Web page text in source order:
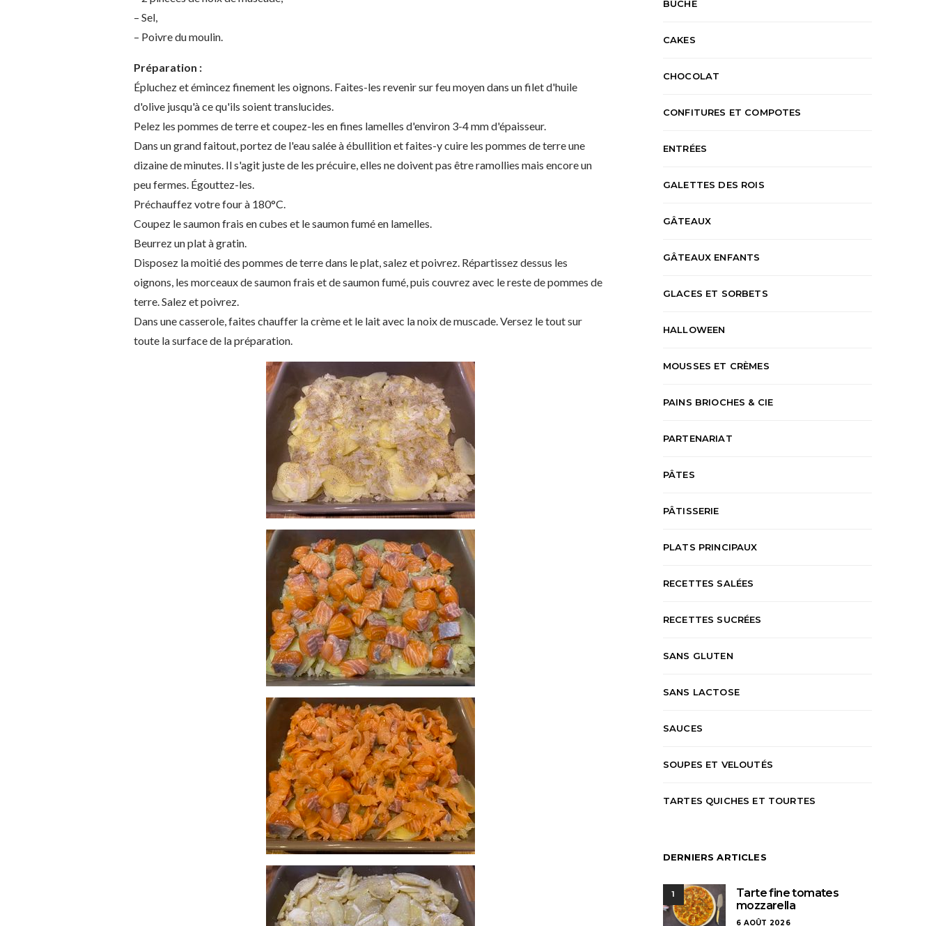
– Sel,
– Poivre du moulin.
Préparation :
Épluchez et émincez finement les oignons. Faites-les revenir sur feu moyen dans un filet d'huile
d'olive jusqu'à ce qu'ils soient translucides.
Pelez les pommes de terre et coupez-les en fines lamelles d'environ 3-4 mm d'épaisseur.
Dans un grand faitout, portez de l'eau salée à ébullition et faites-y cuire les pommes de terre une
dizaine de minutes. Il s'agit juste de les précuire, elles ne doivent pas être ramollies mais encore un
peu fermes. Égouttez-les.
Préchauffez votre four à 180°C.
Coupez le saumon frais en cubes et le saumon fumé en lamelles.
Beurrez un plat à gratin.
Disposez la moitié des pommes de terre dans le plat, salez et poivrez. Répartissez dessus les
oignons, les morceaux de saumon frais et de saumon fumé, puis couvrez avec le reste de pommes de
terre. Salez et poivrez.
Dans une casserole, faites chauffer la crème et le lait avec la noix de muscade. Versez le tout sur
toute la surface de la préparation.
BÛCHE
CAKES
CHOCOLAT
CONFITURES ET COMPOTES
ENTRÉES
GALETTES DES ROIS
GÂTEAUX
GÂTEAUX ENFANTS
GLACES ET SORBETS
HALLOWEEN
MOUSSES ET CRÈMES
PAINS BRIOCHES & CIE
PARTENARIAT
PÂTES
PÂTISSERIE
PLATS PRINCIPAUX
RECETTES SALÉES
RECETTES SUCRÉES
SANS GLUTEN
SANS LACTOSE
SAUCES
SOUPES ET VELOUTÉS
TARTES QUICHES ET TOURTES
DERNIERS ARTICLES
1
Tarte fine tomates
mozzarella
6 AOÛT 2026